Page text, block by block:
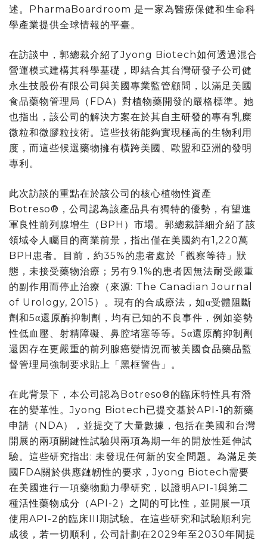
述。PharmaBoardroom 是一家為醫療保健和生命科
學產業提供全球情報的平臺。
在訪談中，郭總裁介紹了Jyong Biotech如何透過混合
營運模式建構其科學基礎，即結合其台灣研發子公司健
永生技股份有限公司與美國專業監管顧問，以滿足美國
食品藥物管理局（FDA）對植物藥開發的嚴格標準。她
也指出，該公司的解決方案在於其自主研發的專有乳糜
微粒和微膠粒技術。這些技術能夠實現極高的生物利用
度，而這些候選藥物擁有橫跨美國、歐盟和亞洲的發明
專利。
此次訪談的重點在於該公司的核心植物性資產
Botreso®，公司認為該產品具有獨特的優勢，有望進
軍良性前列腺增生（BPH）市場。郭總裁詳細介紹了該
領域令人矚目的商業前景，指出僅在美國約有1,220萬
BPH患者。目前，約35%的患者處於「觀察等待」狀
態，未接受藥物治療；另有9.1%的患者因無法耐受嚴重
的副作用而停止治療（來源: The Canadian Journal
of Urology, 2015）。現有的合成療法，如α受體阻斷
劑和5α還原酶抑制劑，均有已知的不良事件，例如姿勢
性低血壓、射精障礙、鼻腔堵塞等等。5α還原酶抑制劑
還因存在更嚴重的前列腺癌變情況而被美國食品藥品監
督管理局強制要求貼上
「黑框警告 」 。
在此背景下，本公司認為Botreso®的臨床特性具有潛
在的變革性。Jyong Biotech已提交基於API-1的新藥
申請（NDA），並提交了大量數據，包括在美國和台灣
開展的兩項關鍵性試驗與兩項為期一年的開放性延伸試
驗。這些研究指出: 未發現任何新的安全問題。為滿足美
國FDA關於供應鏈韌性的要求，Jyong Biotech需要
在美國進行一項藥物動力學研究，以證明API-1與第二
種活性藥物成分（API-2）之間的可比性，並開展一項
使用API-2的臨床III期試驗。在這些研究和試驗順利完
成後，若一切順利，公司計劃在2029年至2030年間提